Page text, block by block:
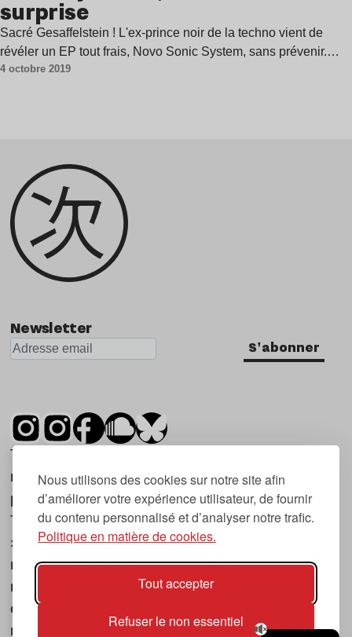
Nous utilisons des cookies sur notre site afin
d’améliorer votre expérience utilisateur, de fournir
du contenu personnalisé et d’analyser notre trafic.
Politique en matière de cookies.
Tout accepter
Refuser le non essentiel
surprise
Sacré Gesaffelstein ! L'ex-prince noir de la techno vient de
révéler un EP tout frais, Novo Sonic System, sans prévenir.…
4 octobre 2019
Newsletter
S'abonner
Tsugi est un mensuel indépendant sur la
musique et les nouvelles tendances, dont la
première parution date de 2007.
Tsugi en japonais signifie « prochain », « suivant
», ce qui correspond à la thématique du
magazine, à l’affût des nouvelles tendances
musicales, qu’elles viennent de la musique
électronique, du rock ou du hip hop, et des
nouveaux phénomènes de société liés à la